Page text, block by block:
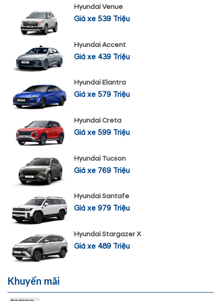
Hyundai Venue
Giá xe 539 Triệu
Hyundai Accent
Giá xe 439 Triệu
Hyundai Elantra
Giá xe 579 Triệu
Hyundai Creta
Giá xe 599 Triệu
Hyundai Tucson
Giá xe 769 Triệu
Hyundai Santafe
Giá xe 979 Triệu
Hyundai Stargazer X
Giá xe 489 Triệu
Khuyến mãi